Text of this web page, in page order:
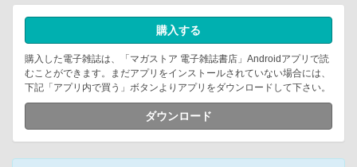
購入する
購入した電子雑誌は、「マガストア 電子雑誌書店」Androidアプリで読
むことができます。まだアプリをインストールされていない場合には、
下記「アプリ内で買う」ボタンよりアプリをダウンロードして下さい。
ダウンロード